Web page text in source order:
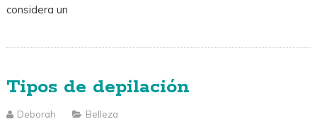
considera un
Tipos de depilación
Deborah Belleza